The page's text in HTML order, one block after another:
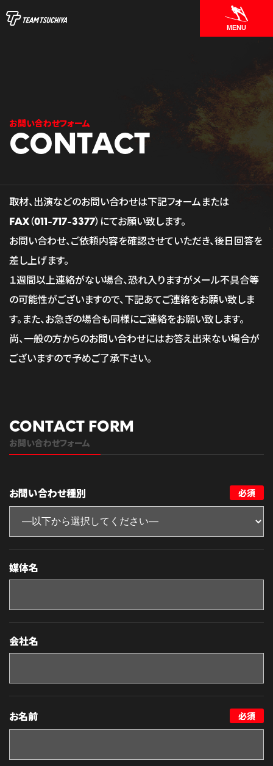
MENU
お問い合わせフォーム
取材、出演などのお問い合わせは下記フォームまたは
FAX（011-717-3377）にてお願い致します。
お問い合わせ、ご依頼内容を確認させていただき、後日回答を
差し上げます。
１週間以上連絡がない場合、恐れ入りますがメール不具合等
の可能性がございますので、下記あてご連絡をお願い致しま
す。また、お急ぎの場合も同様にご連絡をお願い致します。
尚、一般の方からのお問い合わせにはお答え出来ない場合が
ございますので予めご了承下さい。
CONTACT FORM
お問い合わせフォーム
お問い合わせ種別 必須
媒体名
会社名
お名前 必須